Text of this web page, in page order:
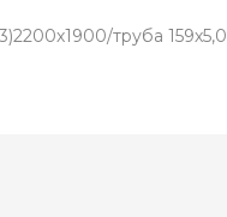
труба 159х5,0